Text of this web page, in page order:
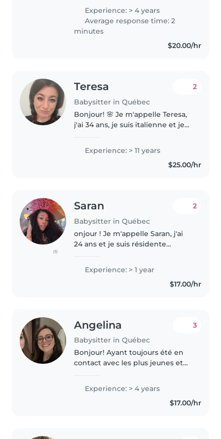
suis flexible dans mes
disponibilités et beaucoup
d'ouverture d'esprit. Au plaisir
d'échanger..
Experience: > 4 years
Average response time: 2
minutes
$20.00/hr
Teresa
Babysitter in Québec
2
Bonjour! 🌸 Je m'appelle Teresa,
j'ai 34 ans, je suis italienne et je
deux ans. Je propose un service
de garde d'enfants la fin de
Experience: > 11 years
$25.00/hr
(1)
Saran
Babysitter in Québec
2
onjour ! Je m'appelle Saran, j'ai
24 ans et je suis résidente
et contribuer à leur bien-être
Experience: > 1 year
$17.00/hr
Angelina
Babysitter in Québec
3
Bonjour! Ayant toujours été en
contact avec les plus jeunes et
rend de plus en plus compte du
manque de ressources pour les
parents au niveau des systèmes..
Experience: > 4 years
$17.00/hr